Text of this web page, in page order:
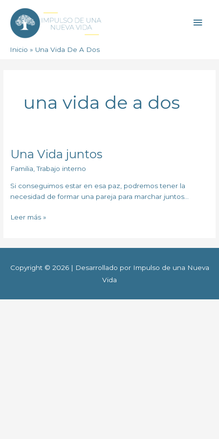
contenido
Inicio Una Vida De A Dos
una vida de a dos
Una Vida juntos
Familia ,Trabajo interno
Si conseguimos estar en esa paz, podremos tener la
necesidad de formar una pareja para marchar juntos…
Una
juntos
Leer más »
Copyright © 2026 | Desarrollado por Impulso de una Nueva
Vida